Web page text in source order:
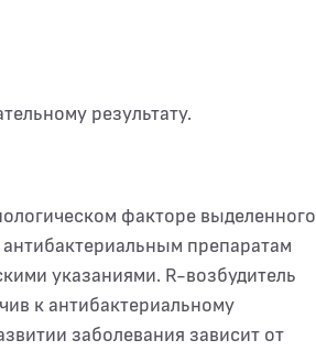
результату.
факторе выделенного
препаратам
указаниями. R-возбудитель
к антибактериальному
заболевания зависит от